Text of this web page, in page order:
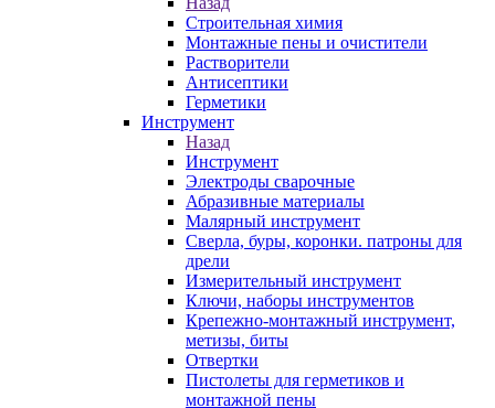
Строительная химия
Монтажные пены и очистители
Растворители
Антисептики
Герметики
Инструмент
Назад
Инструмент
Электроды сварочные
Абразивные материалы
Малярный инструмент
Сверла, буры, коронки. патроны для
дрели
Измерительный инструмент
Ключи, наборы инструментов
Крепежно-монтажный инструмент,
метизы, биты
Отвертки
Пистолеты для герметиков и
монтажной пены